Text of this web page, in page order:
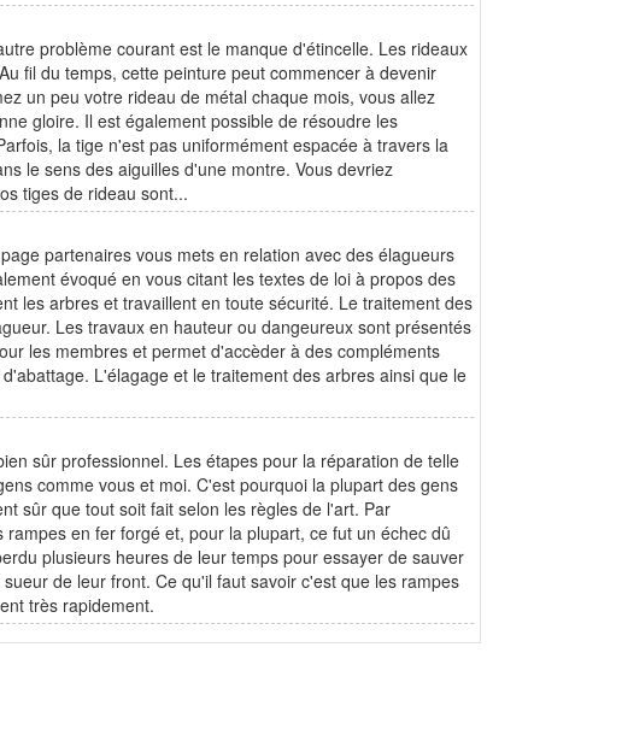
problème courant est le manque d'étincelle. Les rideaux
fil du temps, cette peinture peut commencer à devenir
un peu votre rideau de métal chaque mois, vous allez
gloire. Il est également possible de résoudre les
la tige n'est pas uniformément espacée à travers la
le sens des aiguilles d'une montre. Vous devriez
tiges de rideau sont...
partenaires vous mets en relation avec des élagueurs
évoqué en vous citant les textes de loi à propos des
les arbres et travaillent en toute sécurité. Le traitement des
Les travaux en hauteur ou dangeureux sont présentés
les membres et permet d'accèder à des compléments
L'élagage et le traitement des arbres ainsi que le
sûr professionnel. Les étapes pour la réparation de telle
comme vous et moi. C'est pourquoi la plupart des gens
sûr que tout soit fait selon les règles de l'art. Par
en fer forgé et, pour la plupart, ce fut un échec dû
plusieurs heures de leur temps pour essayer de sauver
de leur front. Ce qu'il faut savoir c'est que les rampes
très rapidement.